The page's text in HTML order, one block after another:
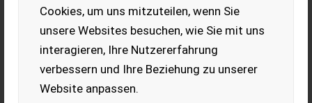
Cookies, um uns mitzuteilen, wenn Sie
unsere Websites besuchen, wie Sie mit uns
interagieren, Ihre Nutzererfahrung
verbessern und Ihre Beziehung zu unserer
Website anpassen.
Bauernhaus zum
Selbstabtragen, ist in einem
perfekten Zustand,
verwendbar für Almhütten